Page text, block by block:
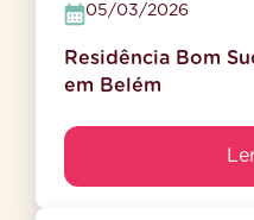
05/03/2026
Residência Bom
em Belém